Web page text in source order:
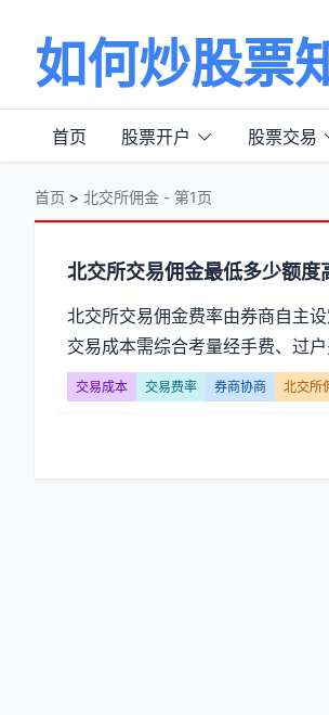
如何炒股票
首页 股票开户 股票交易
首页 > 北交所佣金 - 第1页
分
类
【北
交
北交所交易佣金最低多少额度
北交所交易佣金费率由券商自主
交易成本需综合考量经手费、过户
交易成本 交易费率 券商协商 北交所